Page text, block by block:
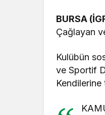
BURSA
Çağlayan
Kulübün
ve Sportif